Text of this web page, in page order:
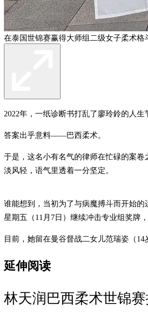
在泰国世锦赛赢得大师组二级女子柔术格
2022年，一纸诊断书打乱了廖玲鈴的人
答案出乎意料——巴西柔术。
于是，这名小有名气的律师在忙碌的案
淡风轻，语气里透着一分坚定。
谁能想到，当初为了与病魔搏斗而开始
星期五（11月7日）继续冲击专业组奖牌
目前，她留在曼谷督战二女儿范瑞姿（
延伸阅读
林天润巴西柔术世锦